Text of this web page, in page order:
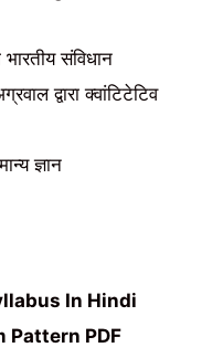
भारतीय संविधान
द्वारा क्वांटिटेटिव
ज्ञान
In Hindi
Pattern PDF